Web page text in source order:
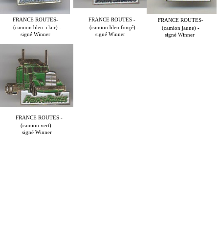
FRANCE ROUTES-
(camion bleu clair) -
signé Winner
FRANCE ROUTES-
(camion jaune) -
signé Winner
FRANCE ROUTES -
(camion bleu fonçé) -
signé Winner
FRANCE ROUTES -
(camion vert) -
signé Winner